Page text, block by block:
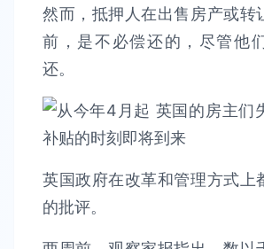
然而，抵押人在出售房产或转
前，是不必偿还的，尽管他
还。
英国政府在改革和管理方式上
的批评。